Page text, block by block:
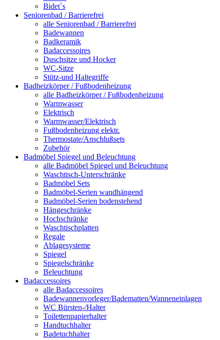
Bidet`s
Seniorenbad / Barrierefrei
alle Seniorenbad / Barrierefrei
Badewannen
Badkeramik
Badaccessoires
Duschsitze und Hocker
WC-Sitze
Stütz-und Haltegriffe
Badheizkörper / Fußbodenheizung
alle Badheizkörper / Fußbodenheizung
Warmwasser
Elektrisch
Warmwasser/Elektrisch
Fußbodenheizung elektr.
Thermostate/Anschlußsets
Zubehör
Badmöbel Spiegel und Beleuchtung
alle Badmöbel Spiegel und Beleuchtung
Waschtisch-Unterschränke
Badmöbel Sets
Badmöbel-Serien wandhängend
Badmöbel-Serien bodenstehend
Hängeschränke
Hochschränke
Waschtischplatten
Regale
Ablagesysteme
Spiegel
Spiegelschränke
Beleuchtung
Badaccessoires
alle Badaccessoires
Badewannenvorleger/Badematten/Wanneneinlagen
WC Bürsten-/Halter
Toilettenpapierhalter
Handtuchhalter
Badetuchhalter